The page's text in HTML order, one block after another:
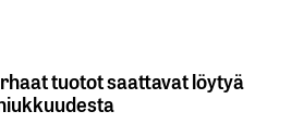
tuotot saattavat löytyä